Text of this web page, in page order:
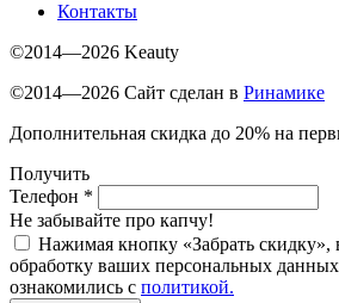
Контакты
©2014—2026 Keauty
©2014—2026 Сайт сделан в Ринамике
Дополнительная скидка до 20% на
Получить
Телефон *
Не забывайте про капчу!
Нажимая кнопку «Забрать скидку»,
обработку ваших персональных
ознакомились с политикой.